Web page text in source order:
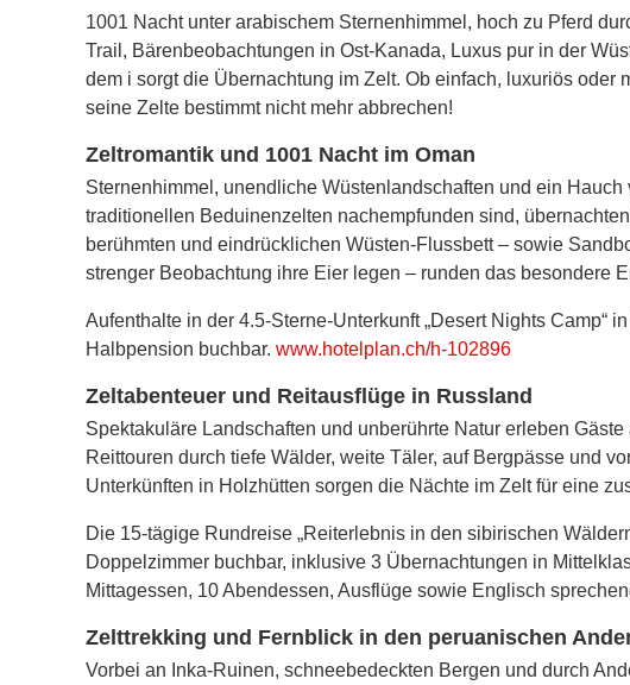
1001 Nacht unter arabischem Sternenhimmel, hoch zu Pferd
Trail, Bärenbeobachtungen in Ost-Kanada, Luxus pur in der
dem i sorgt die Übernachtung im Zelt. Ob einfach, luxuriös oder
seine Zelte bestimmt nicht mehr abbrechen!
Zeltromantik und 1001 Nacht im Oman
Sternenhimmel, unendliche Wüstenlandschaften und ein
traditionellen Beduinenzelten nachempfunden sind,
berühmten und eindrücklichen Wüsten-Flussbett – sowie
strenger Beobachtung ihre Eier legen – runden das besondere
Aufenthalte in der 4.5-Sterne-Unterkunft „Desert Nights
Halbpension buchbar. www.hotelplan.ch/h-102896
Zeltabenteuer und Reitausflüge in Russland
Spektakuläre Landschaften und unberührte Natur erleben
Reittouren durch tiefe Wälder, weite Täler, auf Bergpässe und
Unterkünften in Holzhütten sorgen die Nächte im Zelt für eine
Die 15-tägige Rundreise „Reiterlebnis in den sibirischen
Doppelzimmer buchbar, inklusive 3 Übernachtungen in
Mittagessen, 10 Abendessen, Ausflüge sowie Englisch
Zelttrekking und Fernblick in den peruanischen
Vorbei an Inka-Ruinen, schneebedeckten Bergen und durch